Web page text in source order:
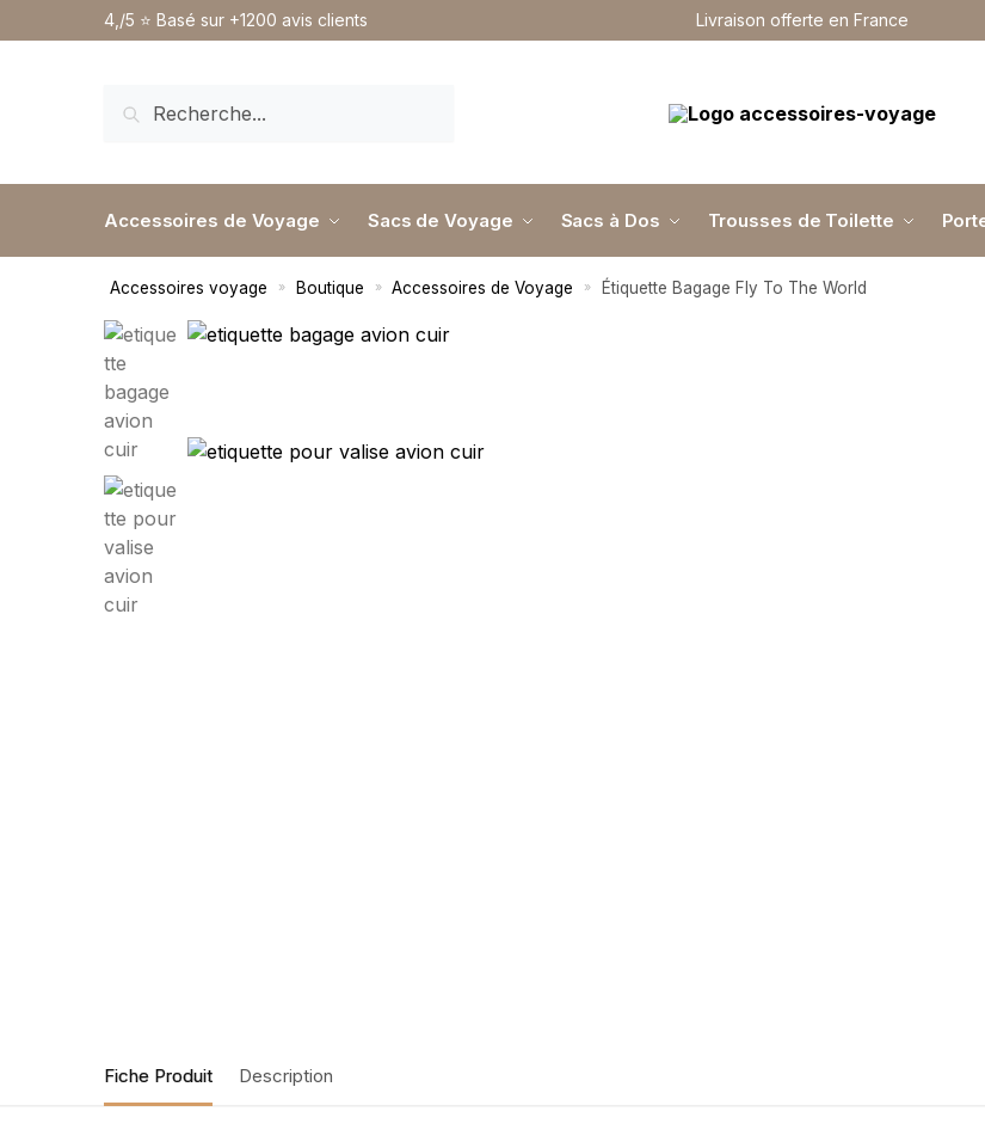
4,/5 ⭐️ Basé sur +1200 avis clients Livraison offerte en France
Accessoires de Voyage Sacs de Voyage Sacs à Dos Trousses de Toilette
Accessoires voyage » Boutique » Accessoires de Voyage » Étiquette Bagage Fly To The World
Fiche Produit Description